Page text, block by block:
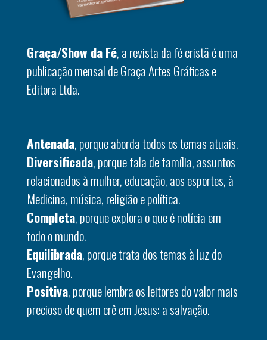
Graça/Show da Fé, a revista da fé cristã é uma
publicação mensal de Graça Artes Gráficas e
Editora Ltda.
Antenada, porque aborda todos os temas atuais.
Diversificada, porque fala de família, assuntos
relacionados à mulher, educação, aos esportes, à
Medicina, música, religião e política.
Completa, porque explora o que é notícia em
todo o mundo.
Equilibrada, porque trata dos temas à luz do
Evangelho.
Positiva, porque lembra os leitores do valor mais
precioso de quem crê em Jesus: a salvação.